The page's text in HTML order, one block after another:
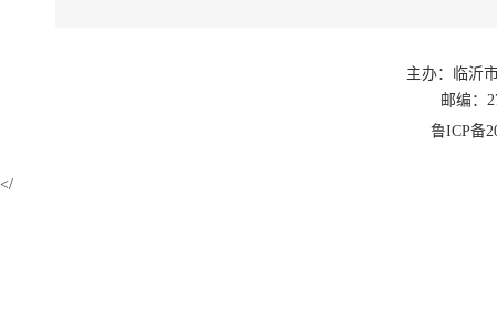
主办：临沂
邮编：
鲁ICP备
</